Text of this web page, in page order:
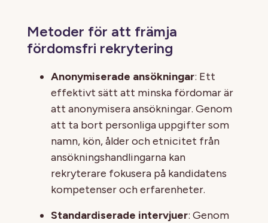
Metoder för att främja
fördomsfri rekrytering
Anonymiserade ansökningar: Ett
effektivt sätt att minska fördomar är
att anonymisera ansökningar. Genom
att ta bort personliga uppgifter som
namn, kön, ålder och etnicitet från
ansökningshandlingarna kan
rekryterare fokusera på kandidatens
kompetenser och erfarenheter.
Standardiserade intervjuer: Genom